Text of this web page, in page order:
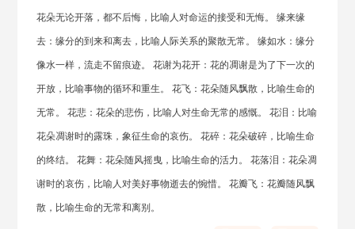
花朵无论开落，都不后悔，比喻人对命运的接受和无悔。 缘来缘
去：缘分的到来和离去，比喻人际关系的聚散无常。 缘如水：缘分
像水一样，流走不留痕迹。 花谢为花开：花的凋谢是为了下一次的
开放，比喻事物的循环和重生。 花飞：花朵随风飘散，比喻生命的
无常。 花悲：花朵的悲伤，比喻人对生命无常的感慨。 花泪：比喻
花朵凋谢时的露珠，象征生命的哀伤。 花碎：花朵破碎，比喻生命
的终结。 花舞：花朵随风摇曳，比喻生命的活力。 花落泪：花朵凋
谢时的哀伤，比喻人对美好事物逝去的惋惜。 花瓣飞：花瓣随风飘
散，比喻生命的无常和离别。